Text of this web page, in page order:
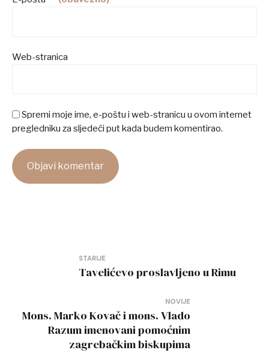
Web-stranica
Spremi moje ime, e-poštu i web-stranicu u ovom internet
pregledniku za sljedeći put kada budem komentirao.
Navigacija
STARIJE
Tavelićevo proslavljeno u Rimu
NOVIJE
Mons. Marko Kovač i mons. Vlado
Razum imenovani pomoćnim
zagrebačkim biskupima